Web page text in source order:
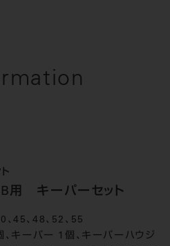
用 キーパーセット
、45、48、52、55
、キーパー 1個、キーパーハウジ